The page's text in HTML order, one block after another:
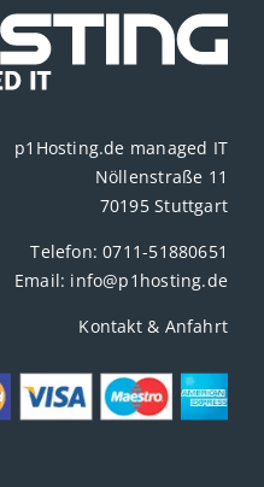
p1Hosting.de managed IT
Nöllenstraße 11
70195 Stuttgart
Telefon:0711-51880651
Email: info@p1hosting.de
Kontakt & Anfahrt